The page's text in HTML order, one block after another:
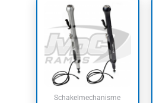
Schakelmechanisme
product
heeft
meerdere
variaties.
Deze
optie